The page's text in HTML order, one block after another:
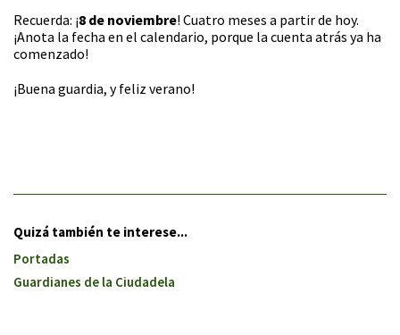
Recuerda: ¡8 de noviembre! Cuatro meses a partir de hoy.
¡Anota la fecha en el calendario, porque la cuenta atrás ya ha
comenzado!
¡Buena guardia, y feliz verano!
Quizá también te interese...
Portadas
Guardianes de la Ciudadela